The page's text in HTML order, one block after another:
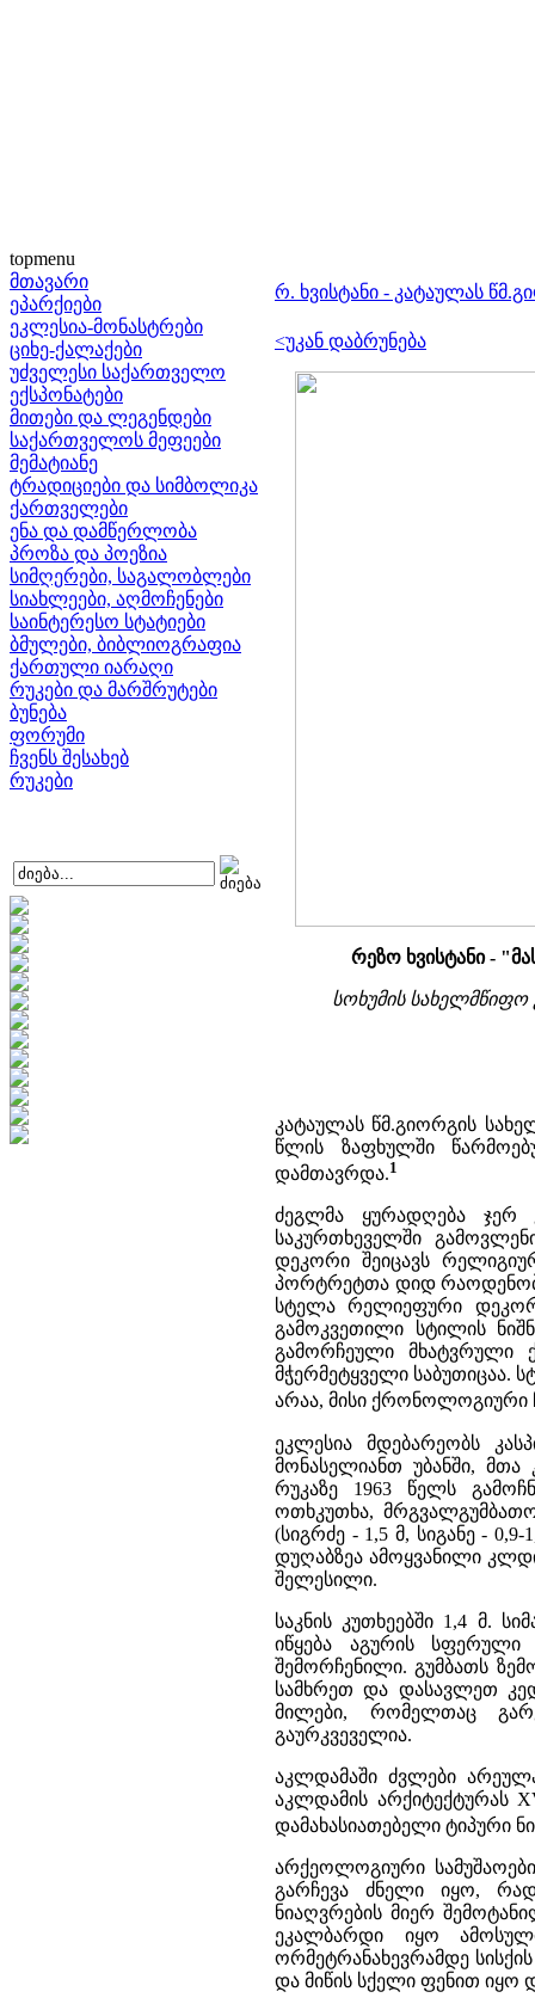
topmenu
მთავარი
ეპარქიები
ეკლესია-მონასტრები
ციხე-ქალაქები
უძველესი საქართველო
ექსპონატები
მითები და ლეგენდები
საქართველოს მეფეები
მემატიანე
ტრადიციები და სიმბოლიკა
ქართველები
ენა და დამწერლობა
პროზა და პოეზია
სიმღერები, საგალობლები
სიახლეები, აღმოჩენები
საინტერესო სტატიები
ბმულები, ბიბლიოგრაფია
ქართული იარაღი
რუკები და მარშრუტები
ბუნება
ფორუმი
ჩვენს შესახებ
რუკები
რ. ხვისტანი - კატაულას
<უკან დაბრუნება
რეზო ხვისტანი -
სოხუმის სახელმწიფო
კატაულას წმ.გიორგის
წლის ზაფხულში
დამთავრდა.1
ძეგლმა ყურადღება ჯერ
საკურთხეველში
დეკორი შეიცავს
პორტრეტთა დიდ
სტელა რელიეფური
გამოკვეთილი სტილის
გამორჩეული მხატვრული
მჭერმეტყველი საბუთიცაა.
არაა, მისი ქრონოლოგიური
ეკლესია მდებარეობს
მონასელიანთ უბანში,
რუკაზე 1963 წელს
ოთხკუთხა,
(სიგრძე - 1,5 მ, სიგანე -
დუღაბზეა ამოყვანილი
შელესილი.
საკნის კუთხეებში 1,4 მ.
იწყება აგურის სფერული
შემორჩენილი. გუმბათს
სამხრეთ და დასავლეთ
მილები, რომელთაც
გაურკვეველია.
აკლდამაში ძვლები
აკლდამის არქიტექტურას
დამახასიათებელი ტიპური
არქეოლოგიური
გარჩევა ძნელი იყო,
ნიაღვრების მიერ
ეკალბარდი იყო
ორმეტრანახევრამდე
და მიწის სქელი ფენით იყო